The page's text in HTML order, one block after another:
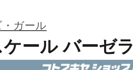
ガール
ール バーゼ